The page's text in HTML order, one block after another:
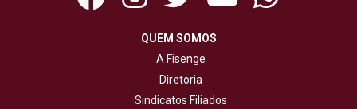
QUEM SOMOS
A Fisenge
Diretoria
Sindicatos Filiados